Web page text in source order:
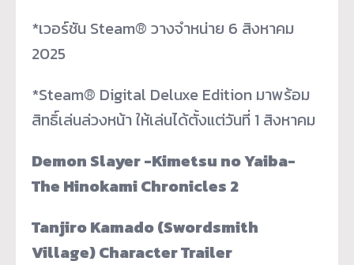
*เวอร์ชัน Steam® วางจำหน่าย 6 สิงหาคม
2025
*Steam® Digital Deluxe Edition มาพร้อม
สิทธิ์เล่นล่วงหน้า ให้เล่นได้ตั้งแต่วันที่ 1 สิงหาคม
Demon Slayer -Kimetsu no Yaiba-
The Hinokami Chronicles 2
Tanjiro Kamado (Swordsmith
Village) Character Trailer